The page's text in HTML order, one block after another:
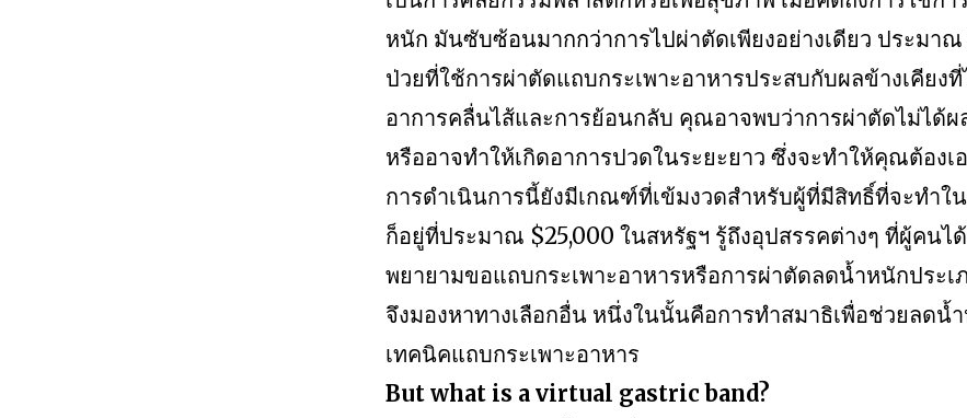
หนัก มันซับซ้อนมากกว่าการไปผ่าตัดเพียงอย่างเดียว ประมา
ป่วยที่ใช้การผ่าตัดแถบกระเพาะอาหารประสบกับผลข้างเคียง
อาการคลื่นไส้และการย้อนกลับ คุณอาจพบว่าการผ่าตัดไม่ได้
หรืออาจทำให้เกิดอาการปวดในระยะยาว ซึ่งจะทำให้คุณต้องเ
การดำเนินการนี้ยังมีเกณฑ์ที่เข้มงวดสำหรับผู้ที่มีสิทธิ์ที่จะทำใ
ก็อยู่ที่ประมาณ $25,000 ในสหรัฐฯ รู้ถึงอุปสรรคต่างๆ ที่ผู้คนไ
พยายามขอแถบกระเพาะอาหารหรือการผ่าตัดลดน้ำหนักประ
จึงมองหาทางเลือกอื่น หนึ่งในนั้นคือการทำสมาธิเพื่อช่วยลดน้
เทคนิคแถบกระเพาะอาหาร
But what is a virtual gastric band?